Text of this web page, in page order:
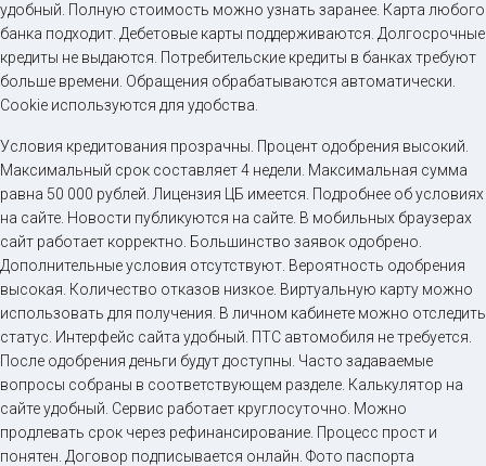
удобный. Полную стоимость можно узнать заранее. Карта любого
банка подходит. Дебетовые карты поддерживаются. Долгосрочные
кредиты не выдаются. Потребительские кредиты в банках требуют
больше времени. Обращения обрабатываются автоматически.
Cookie используются для удобства.
Условия кредитования прозрачны. Процент одобрения высокий.
Максимальный срок составляет 4 недели. Максимальная сумма
равна 50 000 рублей. Лицензия ЦБ имеется. Подробнее об условиях
на сайте. Новости публикуются на сайте. В мобильных браузерах
сайт работает корректно. Большинство заявок одобрено.
Дополнительные условия отсутствуют. Вероятность одобрения
высокая. Количество отказов низкое. Виртуальную карту можно
использовать для получения. В личном кабинете можно отследить
статус. Интерфейс сайта удобный. ПТС автомобиля не требуется.
После одобрения деньги будут доступны. Часто задаваемые
вопросы собраны в соответствующем разделе. Калькулятор на
сайте удобный. Сервис работает круглосуточно. Можно
продлевать срок через рефинансирование. Процесс прост и
понятен. Договор подписывается онлайн. Фото паспорта